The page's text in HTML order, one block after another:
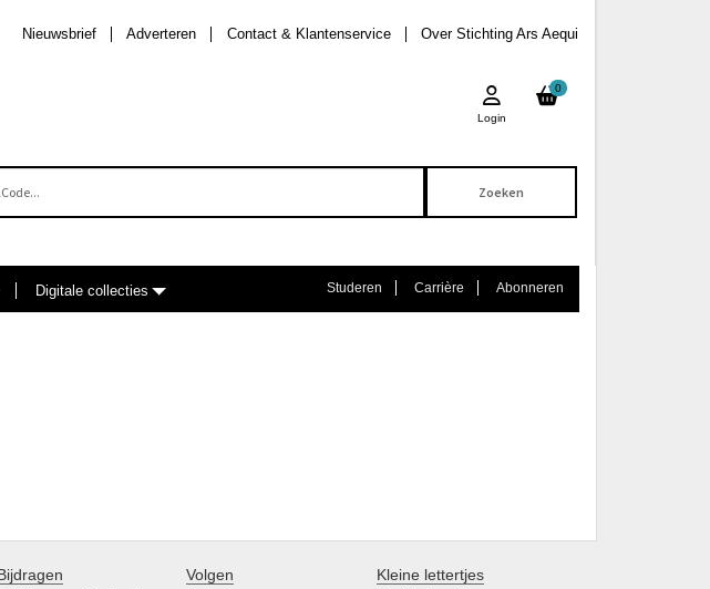
Over Stichting Ars Aequi
Contact & Klantenservice
Adverteren
Nieuwsbrief
0
Login
Digitale collecties Studeren Carrière Abonneren
Volgen Kleine lettertjes